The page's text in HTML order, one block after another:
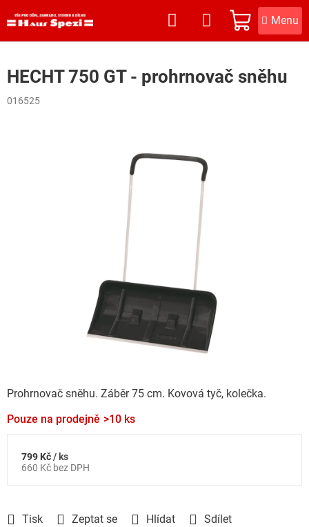
na
NÁKUPNÍ
KOŠÍK
HECHT 750 GT - prohrnovač sněhu
016525
Pouze na prodejně >10 ks
Prohrnovač sněhu. Záběr 75 cm. Kovová tyč, kolečka.
Tisk Zeptat se Hlídat Sdílet
799 Kč/ ks
660 Kč bez DPH
Měrná